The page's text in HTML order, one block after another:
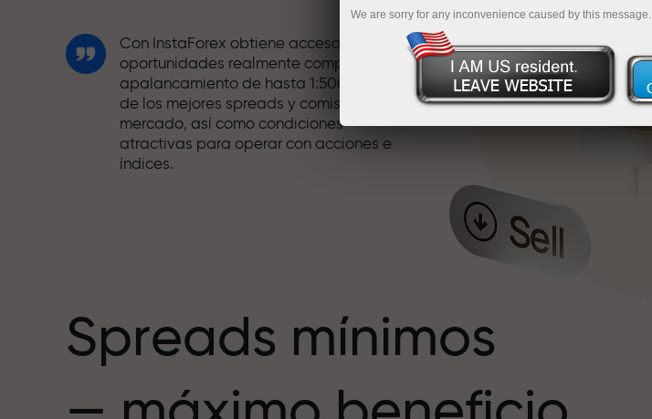
Con InstaForex obtiene acceso a
oportunidades realmente competitivas:
apalancamiento de hasta 1:5000, unos
de los mejores spreads y comisiones del
mercado, así como condiciones
atractivas para operar con acciones e
índices.
de las operaciones comparten los
mismos valores. Ales Loprais aporta
Spreads mínimos
We are sorry for any inconvenience caused by this message.